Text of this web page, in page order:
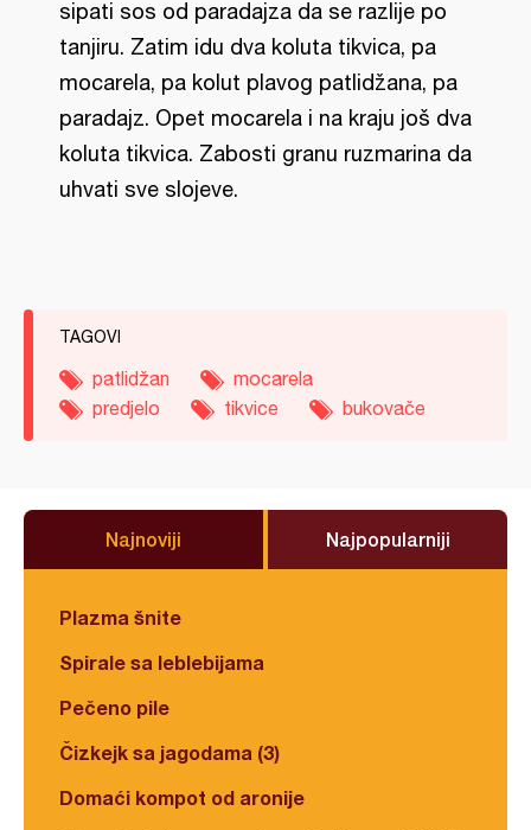
sipati sos od paradajza da se razlije po
tanjiru. Zatim idu dva koluta tikvica, pa
mocarela, pa kolut plavog patlidžana, pa
paradajz. Opet mocarela i na kraju još dva
koluta tikvica. Zabosti granu ruzmarina da
uhvati sve slojeve.
TAGOVI
patlidžan
mocarela
predjelo
tikvice bukovače
Najnoviji Najpopularniji
Plazma šnite
Spirale sa leblebijama
Pečeno pile
Čizkejk sa jagodama (3)
Domaći kompot od aronije